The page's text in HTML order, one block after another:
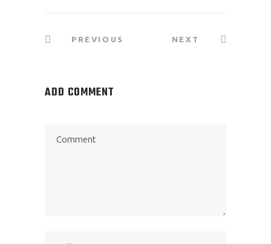
PREVIOUS NEXT
ADD COMMENT